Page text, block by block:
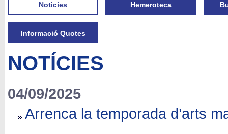
Noticies Hemeroteca
Informació Quotes
NOTÍCIES
04/09/2025
Arrenca la temporada d’arts